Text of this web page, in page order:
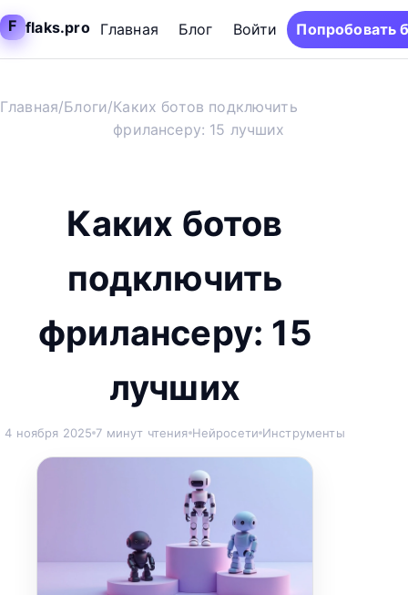
F flaks.pro Главная Блог Войти Попробовать
Главная/Блоги/Каких ботов подключить
фрилансеру: 15 лучших
Каких ботов
подключить
фрилансеру: 15
лучших
4 ноября 2025 7 минут чтения Нейросети Инструменты